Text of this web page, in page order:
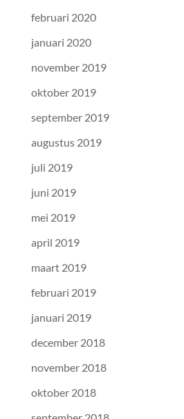
februari 2020
januari 2020
november 2019
oktober 2019
september 2019
augustus 2019
juli 2019
juni 2019
mei 2019
april 2019
maart 2019
februari 2019
januari 2019
december 2018
november 2018
oktober 2018